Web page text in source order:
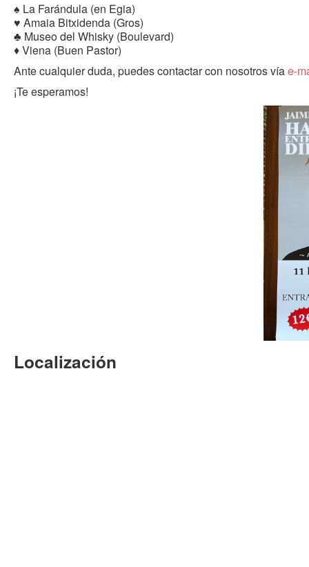
♠️ La Farándula (en Egia)
♥️ Amaia Bitxidenda (Gros)
♣️ Museo del Whisky (Boulevard)
♦️ Viena (Buen Pastor)
Ante cualquier duda, puedes contactar con nosotros víae-
¡Te esperamos!
Localización